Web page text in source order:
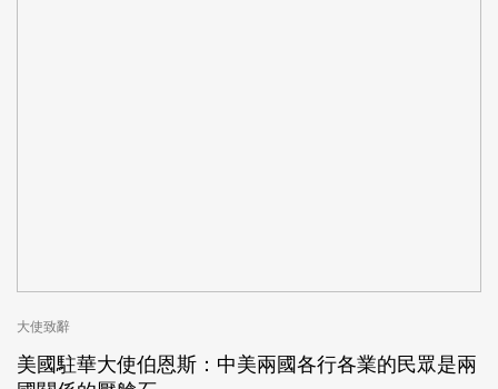
大使致辭
美國駐華大使伯恩斯：中美兩國各行各業的民眾是兩